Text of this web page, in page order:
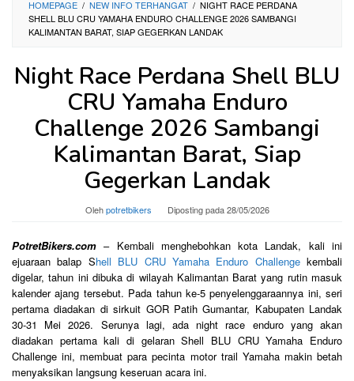
HOMEPAGE / NEW INFO TERHANGAT / NIGHT RACE PERDANA
SHELL BLU CRU YAMAHA ENDURO CHALLENGE 2026 SAMBANGI
KALIMANTAN BARAT, SIAP GEGERKAN LANDAK
Night Race Perdana Shell BLU
CRU Yamaha Enduro
Challenge 2026 Sambangi
Kalimantan Barat, Siap
Gegerkan Landak
Olehpotretbikers Diposting pada28/05/2026
PotretBikers.com – Kembali menghebohkan kota Landak, kali ini
ejuaraan balap Shell BLU CRU Yamaha Enduro Challengekembali
digelar, tahun ini dibuka di wilayah Kalimantan Barat yang rutin masuk
kalender ajang tersebut. Pada tahun ke-5 penyelenggaraannya ini, seri
pertama diadakan di sirkuit GOR Patih Gumantar, Kabupaten Landak
30-31 Mei 2026. Serunya lagi, ada night race enduro yang akan
diadakan pertama kali di gelaran Shell BLU CRU Yamaha Enduro
Challenge ini, membuat para pecinta motor trail Yamaha makin betah
menyaksikan langsung keseruan acara ini.